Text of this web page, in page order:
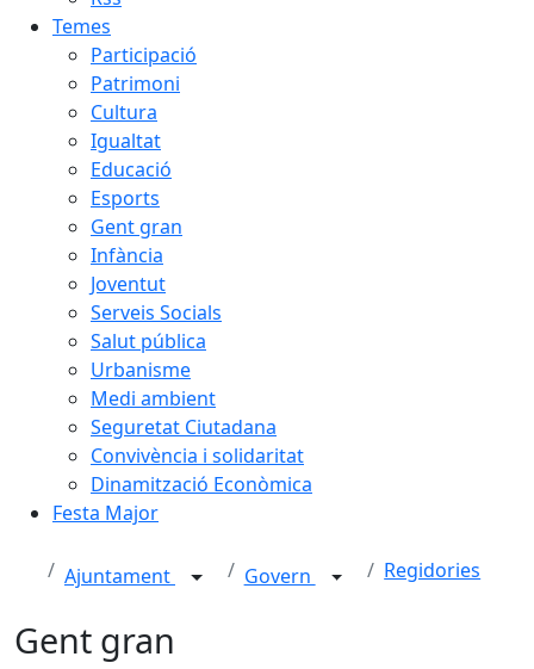
Temes
Participació
Patrimoni
Cultura
Igualtat
Educació
Esports
Gent gran
Infància
Joventut
Serveis Socials
Salut pública
Urbanisme
Medi ambient
Seguretat Ciutadana
Convivència i solidaritat
Dinamització Econòmica
Festa Major
Ajuntament Govern Regidories
Gent gran